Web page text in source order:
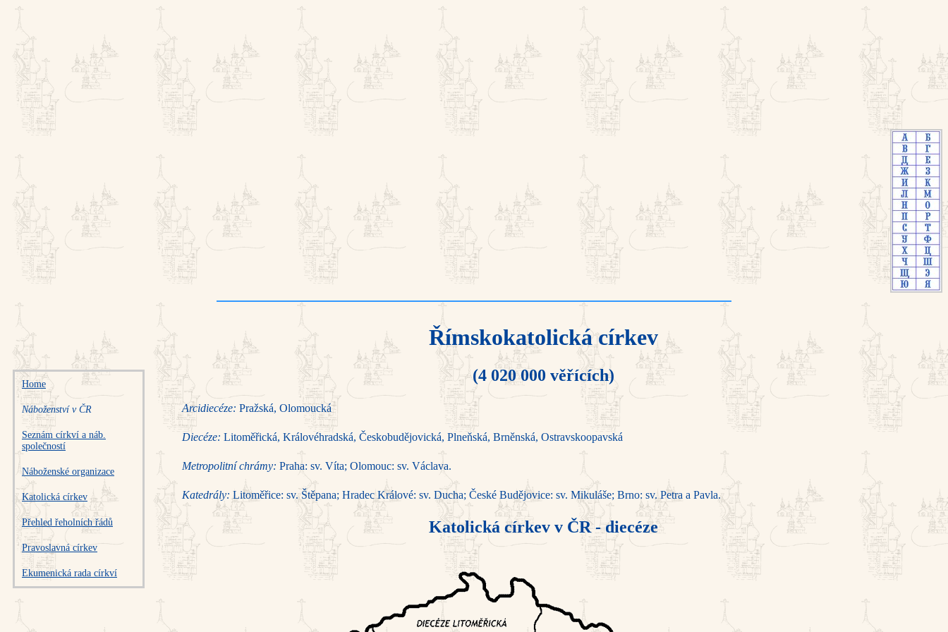
Home
Náboženství v ČR
Seznám církví a náb.
společností
Náboženské organizace
Katolická církev
Přehled řeholních řádů
Pravoslavná církev
Ekumenická rada církví
Římskokatolická církev
(4 020 000 věřících)
Arcidiecéze: Pražská, Olomoucká
Diecéze: Litoměřická, Královéhradská, Českobudějovická, Plneňská, Brněnská, Ostravsko­opavská
Metropolitní chrámy: Praha: sv. Víta; Olomouc: sv. Václava.
Katedrály: Litoměřice: sv. Štěpana; Hradec Králové: sv. Ducha; České Budějo­vice: sv. Mi­kuláše; Brno: sv. Petra a Pavla.
Katolická církev v ČR - diecéze